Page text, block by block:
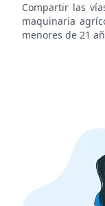
Compartir las
maquinaria
menores de 21